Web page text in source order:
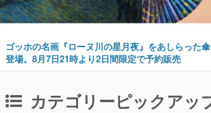
ゴッホの名画『ローヌ川の星月夜』をあしらった
登場。8月7日21時より2日間限定で予約販売
カテゴリーピックアッ